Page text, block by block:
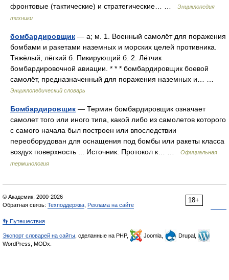
фронтовые (тактические) и стратегические… …
Энциклопедия
техники
бомбардировщик — а; м. 1. Военный самолёт для поражения
бомбами и ракетами наземных и морских целей противника.
Тяжёлый, лёгкий б. Пикирующий б. 2. Лётчик
бомбардировочной авиации. * * * бомбардировщик боевой
самолёт, предназначенный для поражения наземных и… …
Энциклопедический словарь
Бомбардировщик — Термин бомбардировщик означает
самолет того или иного типа, какой либо из самолетов которого
с самого начала был построен или впоследствии
переоборудован для оснащения под бомбы или ракеты класса
воздух поверхность ... Источник: Протокол к… …
Официальная
терминология
18+
© Академик, 2000-2026
Обратная связь: Техподдержка Реклама на сайте
👣 Путешествия
Экспорт словарей на сайты , сделанные на PHP, Joomla,
Drupal,
WordPress, MODx.